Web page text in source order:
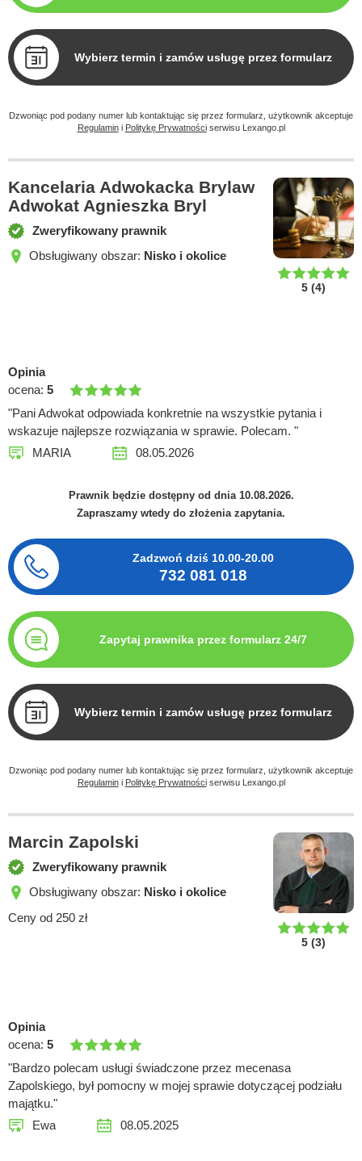
Wybierz termin i zamów usługę przez formularz
Dzwoniąc pod podany numer lub kontaktując się przez formularz, użytkownik akceptuje
Regulamini Politykę Prywatnościserwisu Lexango.pl
5 (4)
Kancelaria Adwokacka Brylaw
Adwokat Agnieszka Bryl
Zweryfikowany prawnik
Obsługiwany obszar: Nisko i okolice
Opinia
ocena: 5
"Pani Adwokat odpowiada konkretnie na wszystkie pytania i
wskazuje najlepsze rozwiązania w sprawie. Polecam. "
MARIA
08.05.2026
Prawnik będzie dostępny od dnia 10.08.2026.
Zapraszamy wtedy do złożenia zapytania.
Zadzwoń dziś 10.00-20.00
732 081 018
Zapytaj prawnika przez formularz 24/7
Wybierz termin i zamów usługę przez formularz
Dzwoniąc pod podany numer lub kontaktując się przez formularz, użytkownik akceptuje
Regulamini Politykę Prywatnościserwisu Lexango.pl
5 (3)
Marcin Zapolski
Zweryfikowany prawnik
Obsługiwany obszar: Nisko i okolice
Ceny od 250 zł
Opinia
ocena: 5
"Bardzo polecam usługi świadczone przez mecenasa
Zapolskiego, był pomocny w mojej sprawie dotyczącej podziału
majątku."
Ewa
08.05.2025